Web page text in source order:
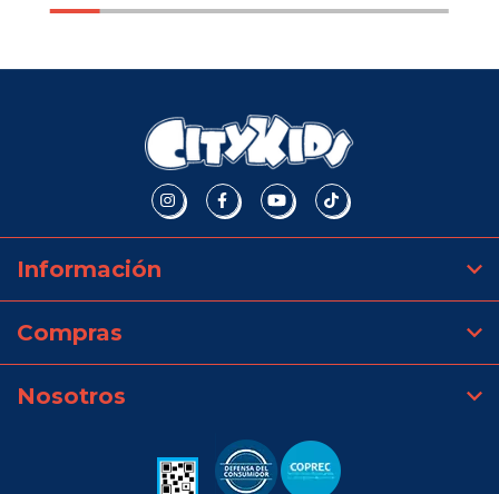
Información
Compras
Nosotros